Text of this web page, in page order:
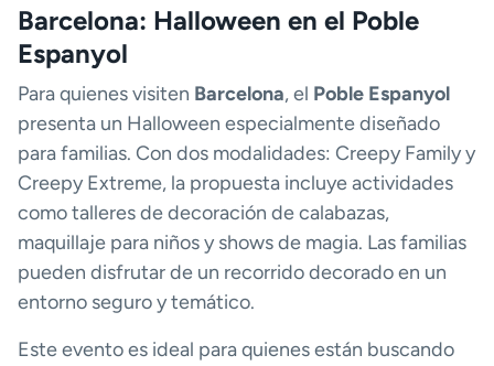
Barcelona: Halloween en el Poble
Espanyol
Para quienes visiten Barcelona, el Poble Espanyol
presenta un Halloween especialmente diseñado
para familias. Con dos modalidades: Creepy Family y
Creepy Extreme, la propuesta incluye actividades
como talleres de decoración de calabazas,
maquillaje para niños y shows de magia. Las familias
pueden disfrutar de un recorrido decorad​o en un
entorno seguro y temático.
Este evento es ideal para quienes están buscando